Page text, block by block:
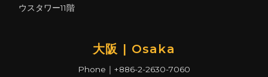
ウスタワー11階
大阪 | Osaka
Phone｜+886-2-2630-7060